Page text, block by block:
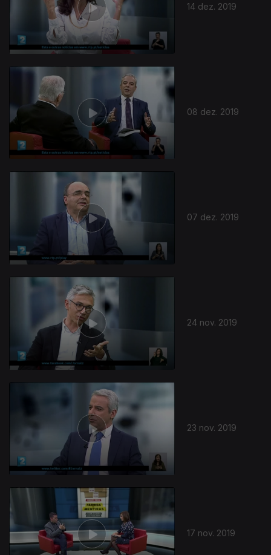
14 dez. 2019
08 dez. 2019
07 dez. 2019
24 nov. 2019
23 nov. 2019
17 nov. 2019